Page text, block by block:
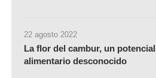
22 agosto 2022
La flor del cambur, un potencial
alimentario desconocido